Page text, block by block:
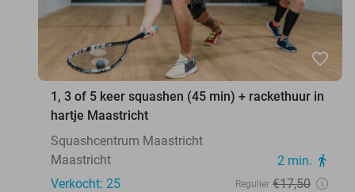
favorite_border
1, 3 of 5 keer squashen (45 min) + rackethuur in
hartje Maastricht
Squashcentrum Maastricht
Maastricht
2 min. directions_walk
Verkocht: 25 Regulier €17,50